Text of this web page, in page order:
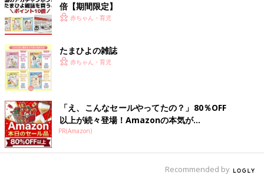
出典：Instagramアカウント「_____anna.i」
ANNAさんは「くまのプーさんコレクション キルトカバーオー
ル」を購入。セールで790円ととってもお買い得だったそうです
よ。出産前にもう服は買うつもりなかったけど、かわいくてつい
買っちゃった！とのこと。産まれてくる赤ちゃんに着せるのが楽
倍【期間限定】
赤ちゃん・育児
たまひよの雑誌
赤ちゃん・育児
「え、こんなセールやってたの？」80％OFF
以上が続々登場！Amazonの本気が...
PR(Amazon)
Recommended by